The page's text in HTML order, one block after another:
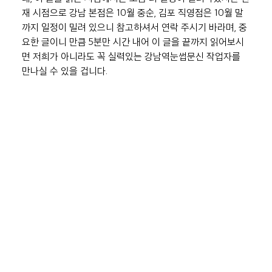
재 시점으로 강남 본점은 10월 중순, 김포 직영점은 10월 말
까지 일정이 밀려 있으니 참고하셔서 연락 주시기 바라며, 중
요한 글이니 만큼 5분만 시간 내어 이 글을 끝까지 읽어보시
면 저희가 아니라도 꼭 실력있는 강남역눈썹문신 작업자를
만나실 수 있을 겁니다.